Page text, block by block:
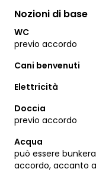
Nozioni di base
WC
previo accordo
Cani benvenuti
Elettricità
Doccia
previo accordo
Acqua
può essere
accordo, accanto